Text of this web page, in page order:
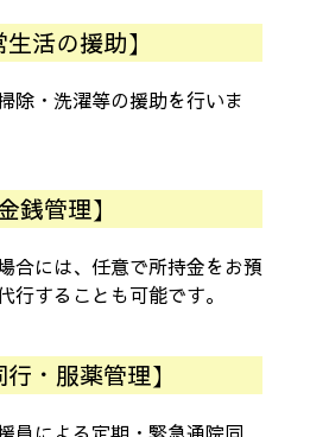
生活の援助】
除・洗濯等の援助を行いま
金銭管理】
合には、任意で所持金をお預
行することも可能です。
行・服薬管理】